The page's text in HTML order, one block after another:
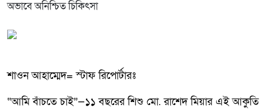
শাওন আহাম্মেদ= স্টাফ রিপোর্টারঃ
“আমি বাঁচতে চাই”—১১ বছরের শিশু মো. রাশেদ মিয়ার এই আকুতি